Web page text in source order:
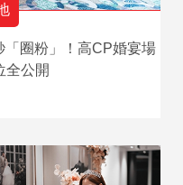
「圈粉」！高CP婚宴場
全公開